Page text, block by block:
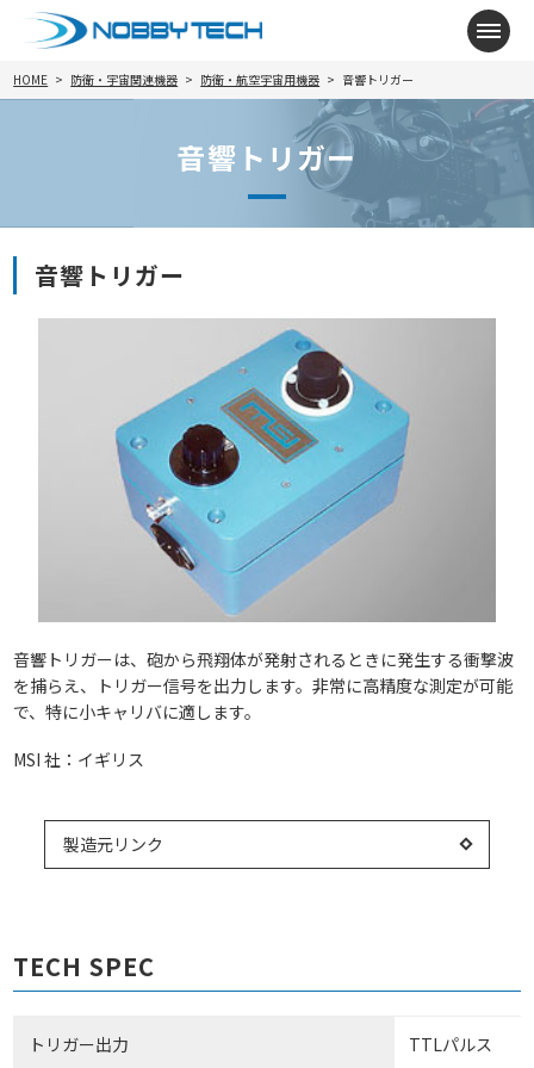
メニ
HOME 防衛・宇宙関連機器 防衛・航空宇宙用機器 音響トリガー
音響トリガー
音響トリガー
音響トリガーは、砲から飛翔体が発射されるときに発生する衝撃波
を捕らえ、トリガー信号を出力します。非常に高精度な測定が可能
で、特に小キャリバに適します。
MSI 社：イギリス
製造元リンク
TECH SPEC
トリガー出力 TTLパルス